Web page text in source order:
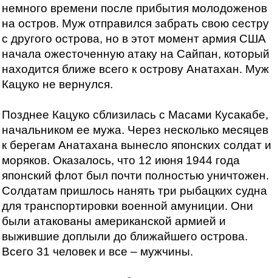
немного времени после прибытия молодоженов
на остров. Муж отправился забрать свою сестру
с другого острова, но в этот момент армия США
начала ожесточенную атаку на Сайпан, который
находится ближе всего к острову Анатахан. Муж
Кацуко не вернулся.
Позднее Кацуко сблизилась с Масами Кусакабе,
начальником ее мужа. Через несколько месяцев
к берегам Анатахана вынесло японских солдат и
моряков. Оказалось, что 12 июня 1944 года
японский флот был почти полностью уничтожен.
Солдатам пришлось нанять три рыбацких судна
для транспортировки военной амуниции. Они
были атакованы американской армией и
выжившие доплыли до ближайшего острова.
Всего 31 человек и все – мужчины.